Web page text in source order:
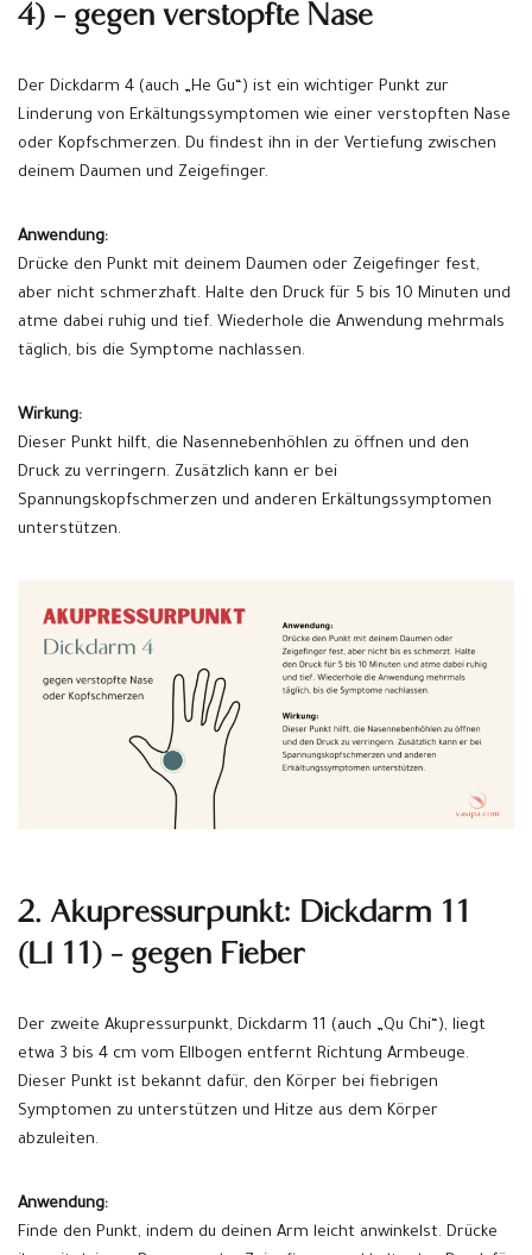
4) – gegen verstopfte Nase
Der Dickdarm 4 (auch „He Gu“) ist ein wichtiger Punkt zur
Linderung von Erkältungssymptomen wie einer verstopften Nase
oder Kopfschmerzen. Du findest ihn in der Vertiefung zwischen
deinem Daumen und Zeigefinger.
Anwendung:
Drücke den Punkt mit deinem Daumen oder Zeigefinger fest,
aber nicht schmerzhaft. Halte den Druck für 5 bis 10 Minuten und
atme dabei ruhig und tief. Wiederhole die Anwendung mehrmals
täglich, bis die Symptome nachlassen.
Wirkung:
Dieser Punkt hilft, die Nasennebenhöhlen zu öffnen und den
Druck zu verringern. Zusätzlich kann er bei
Spannungskopfschmerzen und anderen Erkältungssymptomen
unterstützen.
2. Akupressurpunkt: Dickdarm 11
(LI 11) – gegen Fieber
Der zweite Akupressurpunkt, Dickdarm 11 (auch „Qu Chi“), liegt
etwa 3 bis 4 cm vom Ellbogen entfernt Richtung Armbeuge.
Dieser Punkt ist bekannt dafür, den Körper bei fiebrigen
Symptomen zu unterstützen und Hitze aus dem Körper
abzuleiten.
Anwendung:
Finde den Punkt, indem du deinen Arm leicht anwinkelst. Drücke